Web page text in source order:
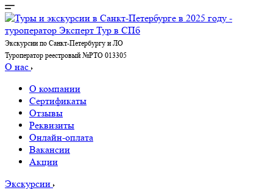
Экскурсии по Санкт-Петербургу и ЛО
Туроператор реестровый №РТО 013305
О нас
О компании
Сертификаты
Отзывы
Реквизиты
Онлайн-оплата
Вакансии
Акции
Экскурсии